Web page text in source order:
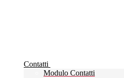
Contatti
Modulo Contatti